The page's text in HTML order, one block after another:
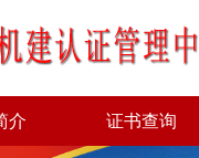
介 证书查询